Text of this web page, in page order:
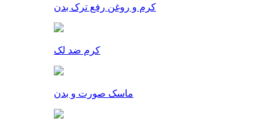
کرم و روغن رفع ترک بدن
کرم ضد لک
ماسک صورت و بدن